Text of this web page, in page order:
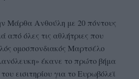
Μάρθα Ανθούλη με 20 πόντους
από όλες τις αθλήτριες που
ομοσπονδιακός Μαρτσέλο
έκανε το πρώτο βήμα
εισιτηρίου για το Ευρωβόλεϊ